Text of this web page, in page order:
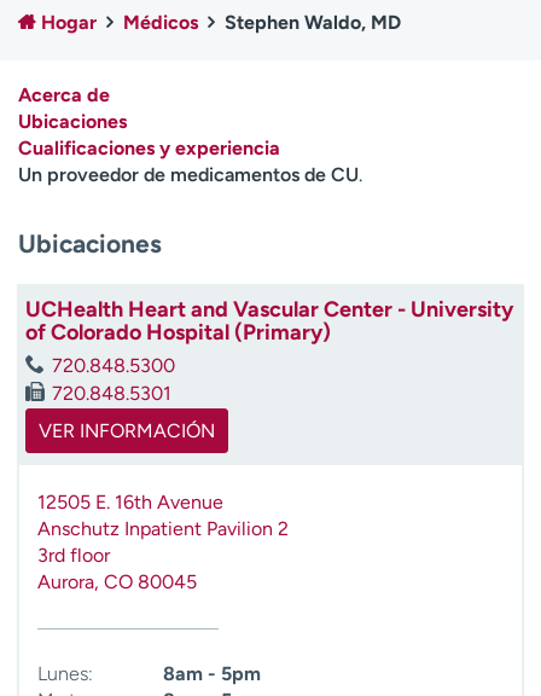
Atención a medios de
comunicación
Contáctenos Noticias e historias
y
m
a
n
Hogar Médicos Stephen Waldo, MD
Acerca de
Ubicaciones
Cualificaciones y experiencia
Un proveedor de medicamentos de CU.
Ubicaciones
UCHealth Heart and Vascular Center - University
of Colorado Hospital (Primary)
720.848.5300
720.848.5301
VER INFORMACIÓN
12505 E. 16th Avenue
Anschutz Inpatient Pavilion 2
3rd floor
Aurora, CO 80045
Lunes:
8am - 5pm